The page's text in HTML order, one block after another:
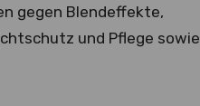
gegen Blendeffekte,
und Pflege sowie